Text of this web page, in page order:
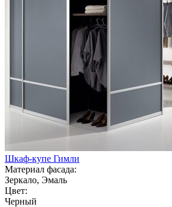
Шкаф-купе Гимли
Материал фасада:
Зеркало, Эмаль
Цвет:
Черный